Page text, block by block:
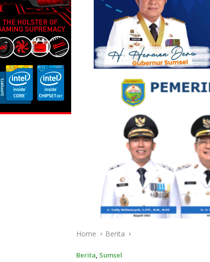
Home Berita
Berita Sumsel